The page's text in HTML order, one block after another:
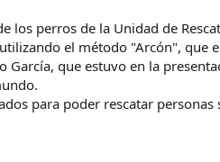
perros de la Unidad de
el método "Arcón", que
que estuvo en la
para poder rescatar